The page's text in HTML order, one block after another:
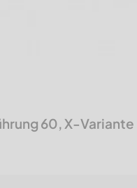
60, X-Variante